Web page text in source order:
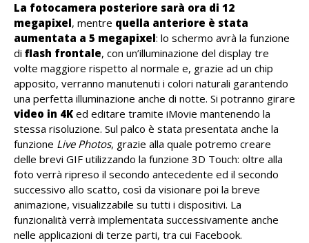
La fotocamera posteriore sarà ora di 12
megapixel, mentre quella anteriore è stata
aumentata a 5 megapixel: lo schermo avrà la funzione
di flash frontale, con un’illuminazione del display tre
volte maggiore rispetto al normale e, grazie ad un chip
apposito, verranno manutenuti i colori naturali garantendo
una perfetta illuminazione anche di notte. Si potranno girare
video in 4K ed editare tramite iMovie mantenendo la
stessa risoluzione. Sul palco è stata presentata anche la
funzione Live Photos, grazie alla quale potremo creare
delle brevi GIF utilizzando la funzione 3D Touch: oltre alla
foto verrà ripreso il secondo antecedente ed il secondo
successivo allo scatto, così da visionare poi la breve
animazione, visualizzabile su tutti i dispositivi. La
funzionalità verrà implementata successivamente anche
nelle applicazioni di terze parti, tra cui Facebook.